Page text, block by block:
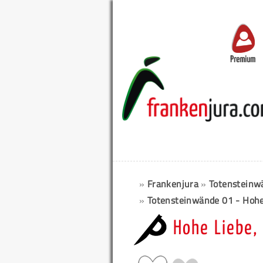
Premium
» Frankenjura»
» Totensteinwände 01 -
Hohe